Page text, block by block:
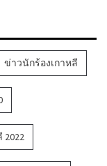
ข่าวนักร้องเกาหลี